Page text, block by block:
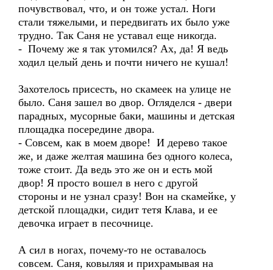
почувствовал, что, и он тоже устал. Ноги
стали тяжелыми, и передвигать их было уже
трудно. Так Саня не уставал еще никогда.
- Почему же я так утомился? Ах, да! Я ведь
ходил целый день и почти ничего не кушал!
Захотелось присесть, но скамеек на улице не
было. Саня зашел во двор. Огляделся - двери
парадных, мусорные баки, машины и детская
площадка посередине двора.
- Совсем, как в моем дворе! И дерево такое
же, и даже желтая машина без одного колеса,
тоже стоит. Да ведь это же он и есть мой
двор! Я просто вошел в него с другой
стороны и не узнал сразу! Вон на скамейке, у
детской площадки, сидит тетя Клава, и ее
девочка играет в песочнице.
А сил в ногах, почему-то не оставалось
совсем. Саня, ковыляя и прихрамывая на